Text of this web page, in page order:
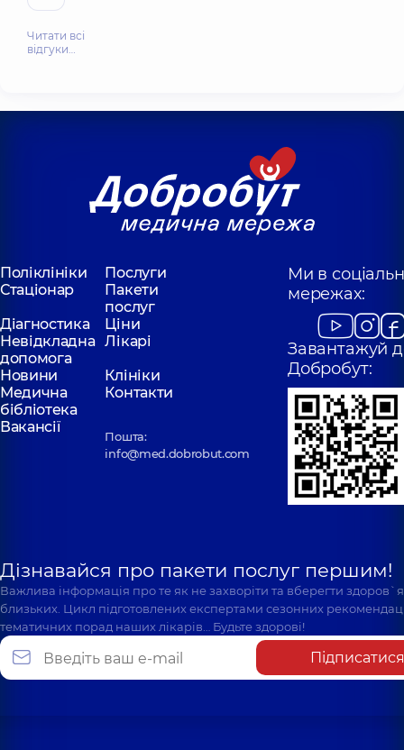
Читати всі
відгуки…
Поліклініки
Послуги
Стаціонар
Пакети
послуг
Діагностика
Ціни
Невідкладна
допомога
Лікарі
Новини
Клініки
Медична
бібліотека
Контакти
Вакансії
Пошта:
info@med.dobrobut.com
Ми в
мережах:
Завантажуй
Добробут:
Дізнавайся про пакети послуг першим!
Важлива інформація про те як не захворіти та вберегти
близьких. Цикл підготовлених експертами сезонних
тематичних порад наших лікарів… Будьте здорові!
Підписатися